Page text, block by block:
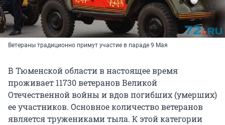
Ветераны традиционно примут участие в параде 9 Мая
В Тюменской области в настоящее время
проживает 11730 ветеранов Великой
Отечественной войны и вдов погибших (умерших)
ее участников. Основное количество ветеранов
является тружениками тыла. К этой категории